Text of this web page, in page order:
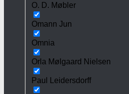
O. D. Møbler
Omann Jun
Omnia
Orla Mølgaard Nielsen
Paul Leidersdorff